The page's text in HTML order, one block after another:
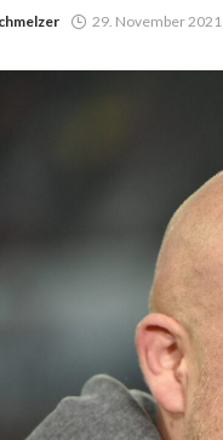
29. November 2021